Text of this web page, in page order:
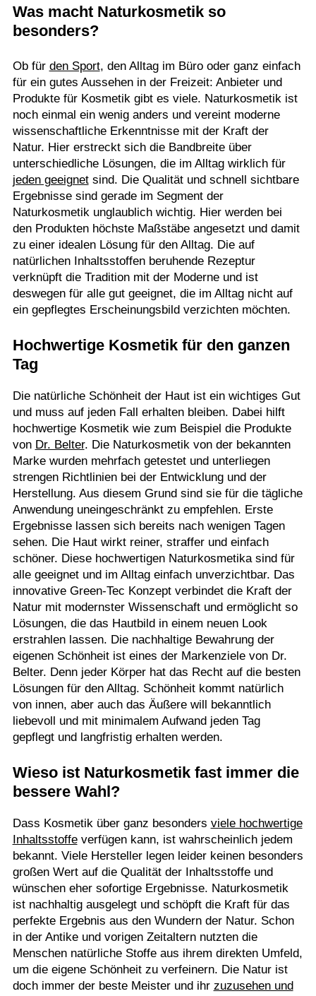
Was macht Naturkosmetik so
besonders?
Ob für den Sport, den Alltag im Büro oder ganz einfach
für ein gutes Aussehen in der Freizeit: Anbieter und
Produkte für Kosmetik gibt es viele. Naturkosmetik ist
noch einmal ein wenig anders und vereint moderne
wissenschaftliche Erkenntnisse mit der Kraft der
Natur. Hier erstreckt sich die Bandbreite über
unterschiedliche Lösungen, die im Alltag wirklich für
jeden geeignetsind. Die Qualität und schnell sichtbare
Ergebnisse sind gerade im Segment der
Naturkosmetik unglaublich wichtig. Hier werden bei
den Produkten höchste Maßstäbe angesetzt und damit
zu einer idealen Lösung für den Alltag. Die auf
natürlichen Inhaltsstoffen beruhende Rezeptur
verknüpft die Tradition mit der Moderne und ist
deswegen für alle gut geeignet, die im Alltag nicht auf
ein gepflegtes Erscheinungsbild verzichten möchten.
Hochwertige Kosmetik für den ganzen
Tag
Die natürliche Schönheit der Haut ist ein wichtiges Gut
und muss auf jeden Fall erhalten bleiben. Dabei hilft
hochwertige Kosmetik wie zum Beispiel die Produkte
von Dr. Belter. Die Naturkosmetik von der bekannten
Marke wurden mehrfach getestet und unterliegen
strengen Richtlinien bei der Entwicklung und der
Herstellung. Aus diesem Grund sind sie für die tägliche
Anwendung uneingeschränkt zu empfehlen. Erste
Ergebnisse lassen sich bereits nach wenigen Tagen
sehen. Die Haut wirkt reiner, straffer und einfach
schöner. Diese hochwertigen Naturkosmetika sind für
alle geeignet und im Alltag einfach unverzichtbar. Das
innovative Green-Tec Konzept verbindet die Kraft der
Natur mit modernster Wissenschaft und ermöglicht so
Lösungen, die das Hautbild in einem neuen Look
erstrahlen lassen. Die nachhaltige Bewahrung der
eigenen Schönheit ist eines der Markenziele von Dr.
Belter. Denn jeder Körper hat das Recht auf die besten
Lösungen für den Alltag. Schönheit kommt natürlich
von innen, aber auch das Äußere will bekanntlich
liebevoll und mit minimalem Aufwand jeden Tag
gepflegt und langfristig erhalten werden.
Wieso ist Naturkosmetik fast immer die
bessere Wahl?
Dass Kosmetik über ganz besonders viele hochwertige
Inhaltsstoffeverfügen kann, ist wahrscheinlich jedem
bekannt. Viele Hersteller legen leider keinen besonders
großen Wert auf die Qualität der Inhaltsstoffe und
wünschen eher sofortige Ergebnisse. Naturkosmetik
ist nachhaltig ausgelegt und schöpft die Kraft für das
perfekte Ergebnis aus den Wundern der Natur. Schon
in der Antike und vorigen Zeitaltern nutzten die
Menschen natürliche Stoffe aus ihrem direkten Umfeld,
um die eigene Schönheit zu verfeinern. Die Natur ist
doch immer der beste Meister und ihr zuzusehen und